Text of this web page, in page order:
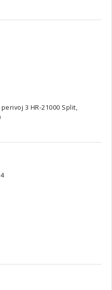
3 HR-21000 Split,